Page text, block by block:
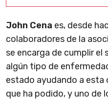
John Cena es, desde
colaboradores de la
se encarga de cumplir el
algún tipo de
estado ayudando a esta
que ha podido, y uno de